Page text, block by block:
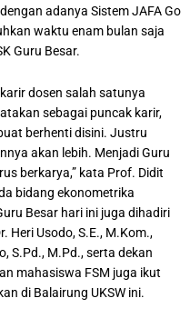
adanya Sistem JAFA Go
waktu enam bulan saja
Guru Besar.
dosen salah satunya
sebagai puncak karir,
berhenti disini. Justru
akan lebih. Menjadi Guru
berkarya,” kata Prof. Didit
bidang ekonometrika
Besar hari ini juga dihadiri
Heri Usodo, S.E., M.Kom.,
S.Pd., M.Pd., serta dekan
mahasiswa FSM juga ikut
di Balairung UKSW ini.